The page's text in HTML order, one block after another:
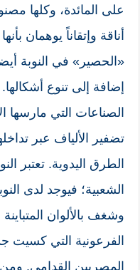
على المائدة، وكلها
أناقة وإتقاناً يوهمان
«الحصير» في النوبة
إضافة إلى تنوع
الصناعات التي مارسها
تضفير الألياف عبر
الطرق اليدوية. تعتبر
الشعبية؛ فيوجد لدى
وشغف بالألوان المتباينة
الفرعونية التي كسيت
المصريين القدامى.